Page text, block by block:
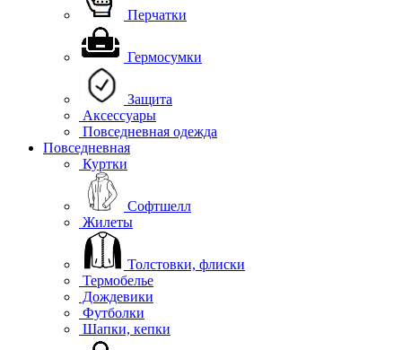
Перчатки
Гермосумки
Защита
Аксессуары
Повседневная одежда
Повседневная
Куртки
Софтшелл
Жилеты
Толстовки, флиски
Термобелье
Дождевики
Футболки
Шапки, кепки